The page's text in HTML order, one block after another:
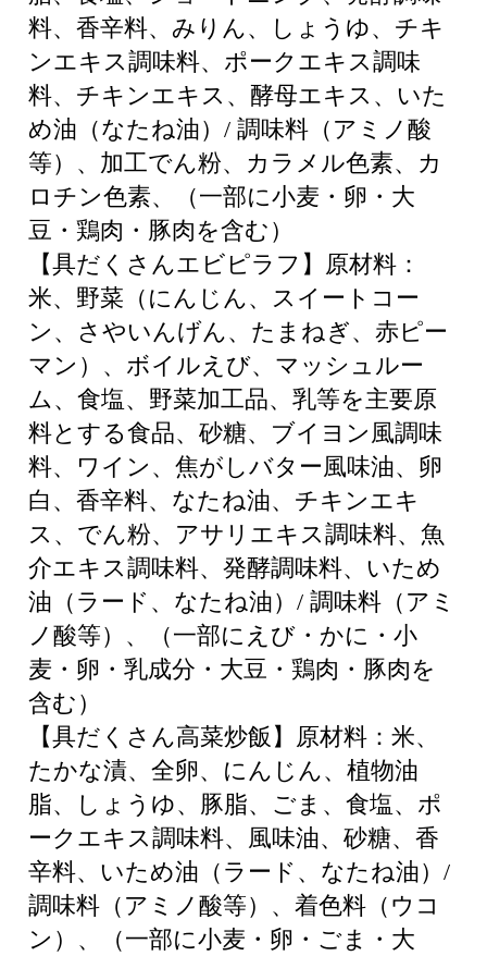
料、香辛料、みりん、しょうゆ、チキ
ンエキス調味料、ポークエキス調味
料、チキンエキス、酵母エキス、いた
め油（なたね油）/ 調味料（アミノ酸
等）、加工でん粉、カラメル色素、カ
ロチン色素、（一部に小麦・卵・大
豆・鶏肉・豚肉を含む）
【具だくさんエビピラフ】原材料：
米、野菜（にんじん、スイートコー
ン、さやいんげん、たまねぎ、赤ピー
マン）、ボイルえび、マッシュルー
ム、食塩、野菜加工品、乳等を主要原
料とする食品、砂糖、ブイヨン風調味
料、ワイン、焦がしバター風味油、卵
白、香辛料、なたね油、チキンエキ
ス、でん粉、アサリエキス調味料、魚
介エキス調味料、発酵調味料、いため
油（ラード、なたね油）/ 調味料（アミ
ノ酸等）、（一部にえび・かに・小
麦・卵・乳成分・大豆・鶏肉・豚肉を
含む）
【具だくさん高菜炒飯】原材料：米、
たかな漬、全卵、にんじん、植物油
脂、しょうゆ、豚脂、ごま、食塩、ポ
ークエキス調味料、風味油、砂糖、香
辛料、いため油（ラード、なたね油）/
調味料（アミノ酸等）、着色料（ウコ
ン）、（一部に小麦・卵・ごま・大